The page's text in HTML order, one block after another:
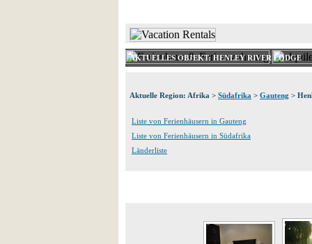
AKTUELLES OBJEKT: HENLEY RIVER LODGE
Aktuelle Region: Afrika > Südafrika > Gauteng >
Liste von Ferienhäusern in Gauteng
Liste von Ferienhäusern in Südafrika
Länderliste